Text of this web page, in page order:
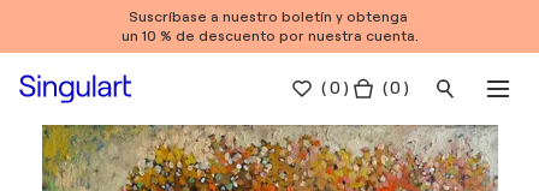
Suscríbase a nuestro boletín y obtenga
un 10 % de descuento por nuestra cuenta.
(0 ) ( 0 )